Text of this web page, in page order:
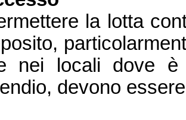
la lotta
nei locali dove è
devono